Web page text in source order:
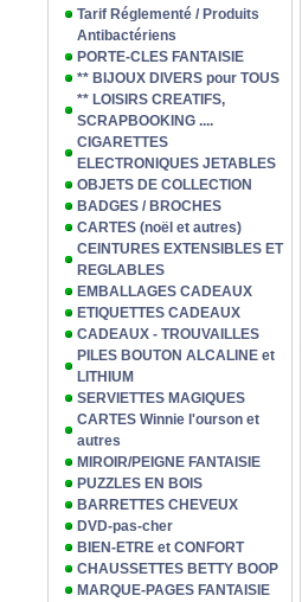
Tarif Réglementé / Produits
Antibactériens
PORTE-CLES FANTAISIE
** BIJOUX DIVERS pour TOUS
** LOISIRS CREATIFS,
SCRAPBOOKING ....
CIGARETTES
ELECTRONIQUES JETABLES
OBJETS DE COLLECTION
BADGES / BROCHES
CARTES (noël et autres)
CEINTURES EXTENSIBLES ET
REGLABLES
EMBALLAGES CADEAUX
ETIQUETTES CADEAUX
CADEAUX - TROUVAILLES
PILES BOUTON ALCALINE et
LITHIUM
SERVIETTES MAGIQUES
CARTES Winnie l'ourson et
autres
MIROIR/PEIGNE FANTAISIE
PUZZLES EN BOIS
BARRETTES CHEVEUX
DVD-pas-cher
BIEN-ETRE et CONFORT
CHAUSSETTES BETTY BOOP
MARQUE-PAGES FANTAISIE